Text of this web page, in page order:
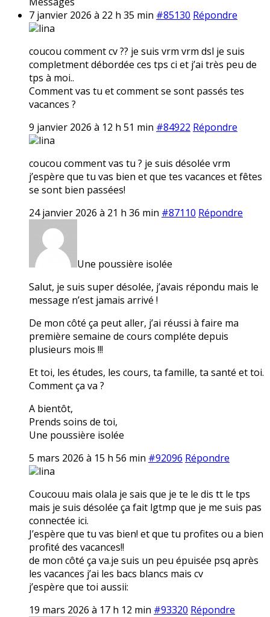
7 janvier 2026 à 22 h 35 min #85130 Répondre
lina
coucou comment cv ?? je suis vrm vrm dsl je suis
completment débordée ces tps ci et j’ai très peu de
tps à moi..
Comment vas tu et comment se sont passés tes
vacances ?
9 janvier 2026 à 12 h 51 min #84922 Répondre
lina
coucou comment vas tu ? je suis désolée vrm
j’espère que tu vas bien et que tes vacances et fêtes
se sont bien passées!
24 janvier 2026 à 21 h 36 min #87110 Répondre
Une poussière isolée
Salut, je suis super désolée, j’avais répondu mais le
message n’est jamais arrivé !
De mon côté ça peut aller, j’ai réussi à faire ma
première semaine de cours compléte depuis
plusieurs mois !!!
Et toi, les études, les cours, ta famille, ta santé et toi.
Comment ça va ?
A bientôt,
Prends soins de toi,
Une poussière isolée
5 mars 2026 à 15 h 56 min #92096 Répondre
lina
Coucouu mais olala je sais que je te le dis tt le tps
mais je suis désolée ça fait lgtmp que je me suis pas
connectée ici.
J’espère que tu vas bien! et que tu profites ou a bien
profité des vacances!!
de mon côté ça va.je suis un peu épuisée psq après
les vacances j’ai les bacs blancs mais cv
j’espère que toi aussii:
19 mars 2026 à 17 h 12 min #93320 Répondre